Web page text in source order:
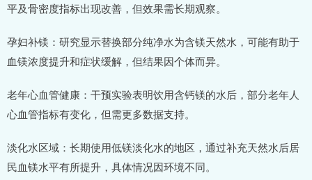
平及骨密度指标出现改善，但效果需长期观察。
孕妇补镁：研究显示替换部分纯净水为含镁天然水，可能有助于
血镁浓度提升和症状缓解，但结果因个体而异。
老年心血管健康：干预实验表明饮用含钙镁的水后，部分老年人
心血管指标有变化，但需更多数据支持。
淡化水区域：长期使用低镁淡化水的地区，通过补充天然水后居
民血镁水平有所提升，具体情况因环境不同。